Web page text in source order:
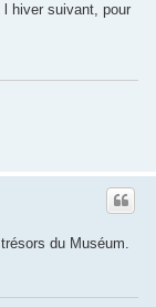
hiver suivant, pour
du Muséum.